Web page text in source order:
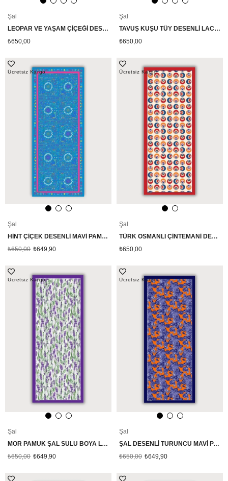
Şal
LEOPAR VE YAŞAM ÇİÇEĞİ DESENLİ KAHVERENGİ PAMUK ŞAL
₺650,00
Şal
TAVUŞ KUŞU TÜY DESENLİ LACİVERT PAMUK ŞAL
₺650,00
Şal
HİNT ÇİÇEK DESENLİ MAVİ PAMUK ŞAL
₺649,90
₺650,00
Ücretsiz Kargo
Şal
TÜRK OSMANLI ÇİNTEMANİ DESENLİ PAMUK ŞAL
₺650,00
Ücretsiz Kargo
Şal
MOR PAMUK ŞAL SULU BOYA LAVANTA DESENLİ 70CMX190CM
₺649,90
₺650,00
Ücretsiz Kargo
Şal
ŞAL DESENLİ TURUNCU MAVİ PAMUK ŞAL
₺649,90
₺650,00
Ücretsiz Kargo